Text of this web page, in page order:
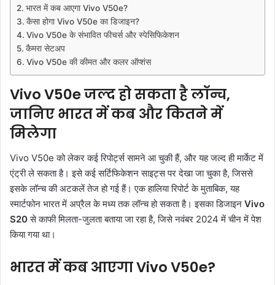
भारत में कब आएगा Vivo V50e?
कैसा होगा Vivo V50e का डिजाइन?
Vivo V50e के संभावित फीचर्स और स्पेसिफिकेशन
कैमरा सेटअप
Vivo V50e की कीमत और कलर ऑप्शंस
Vivo V50e जल्द हो सकता है लॉन्च,
जानिए भारत में कब और कितने में
मिलेगा
Vivo V50e को लेकर कई रिपोर्ट्स सामने आ चुकी हैं, और यह जल्द ही मार्केट में
एंट्री ले सकता है। इसे कई सर्टिफिकेशन साइट्स पर देखा जा चुका है, जिससे
इसके लॉन्च की अटकलें तेज हो गई हैं। एक हालिया रिपोर्ट के मुताबिक, यह
स्मार्टफोन भारत में अप्रैल के मध्य तक लॉन्च हो सकता है। इसका डिजाइन Vivo
S20से काफी मिलता-जुलता बताया जा रहा है, जिसे नवंबर 2024 में चीन में पेश
किया गया था।
भारत में कब आएगा Vivo V50e?